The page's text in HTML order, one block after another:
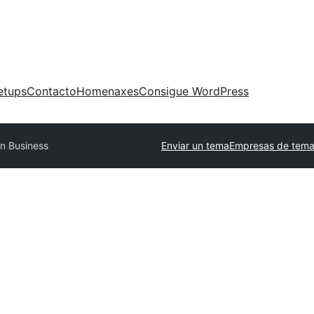
ContactoHomenaxesConsigue WordPress
Business Enviar un temaEmpresas de